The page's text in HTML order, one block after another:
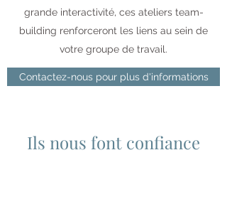
grande interactivité, ces ateliers team-
building renforceront les liens au sein de
votre groupe de travail.
Contactez-nous pour plus d'informations
Ils nous font confiance